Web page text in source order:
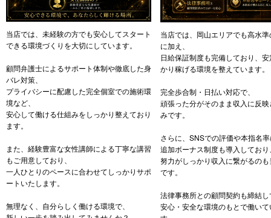
当店では、未経験の方でも安心してスタート
できる環境づくりを大切にしています。
顧問弁護士によるサポート体制や徹底した身
バレ対策、
プライバシーに配慮した完全個室での施術環
境など、
安心して働ける仕組みをしっかり整えており
ます。
また、経験豊富な女性講師による丁寧な講習
もご用意しており、
一人ひとりのペースに合わせてしっかりサポ
ートいたします。
無理なく、自分らしく働ける環境で、
当店では、岡山エリアでも高水
に加え、
日給保証制度も完備しており、
かり稼げる環境を整えています。
完全歩合制・日払い対応で、
頑張った分がそのまま収入に反
みです。
さらに、SNSでの評価や本指名
追加ボーナス制度も導入しており
努力がしっかり収入に繋がるの
です。
法律事務所との顧問契約も締結
安心・安全な環境のもとで働い